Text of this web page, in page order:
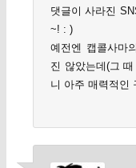
댓글이 사라진
~! : )
예전엔 캡콜사마
진 않았는데(그
니 아주 매력적인